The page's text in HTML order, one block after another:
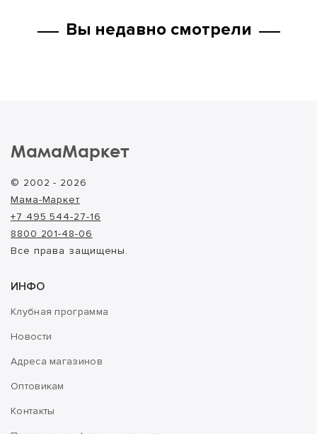
Вы недавно смотрели
МамаМаркет
© 2002 - 2026
Мама-Маркет
+7 495 544-27-16
8800 201-48-06
Все права защищены.
ИНФО
Клубная программа
Новости
Адреса магазинов
Оптовикам
Контакты